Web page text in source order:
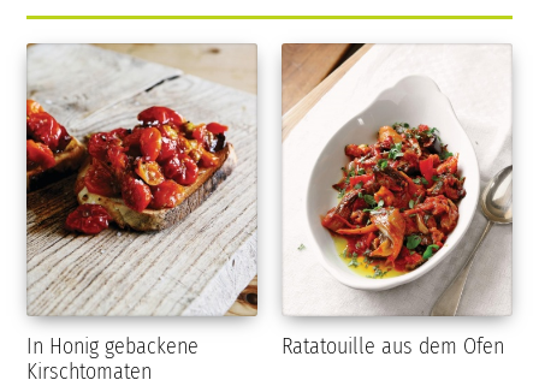
In Honig gebackene
Kirschtomaten
Ratatouille aus dem Ofen